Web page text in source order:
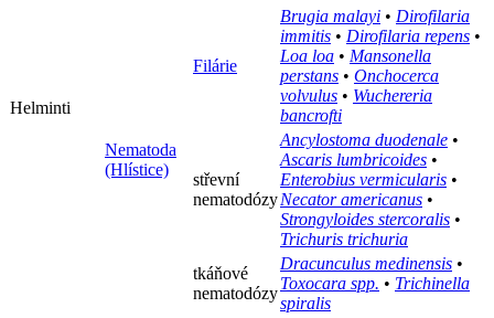
Helminti
Nematoda
(Hlístice)
Filárie
Brugia malayi • Dirofilaria
immitis • Dirofilaria repens •
Loa loa • Mansonella
perstans • Onchocerca
volvulus • Wuchereria
bancrofti
střevní
nematodózy
Ancylostoma duodenale •
Ascaris lumbricoides •
Enterobius vermicularis •
Necator americanus •
Strongyloides stercoralis •
Trichuris trichuria
tkáňové
nematodózy
Dracunculus medinensis •
Toxocara spp. • Trichinella
spiralis